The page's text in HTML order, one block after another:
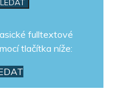
fulltextové
tlačítka níže: